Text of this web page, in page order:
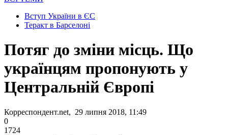
Вступ України в ЄС
Теракт в Барселоні
Потяг до зміни місць. Що
українцям пропонують у
Центральній Європі
Корреспондент.net, 29 липня 2018, 11:49
0
1724